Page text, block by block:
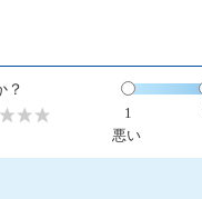
？
1
悪い